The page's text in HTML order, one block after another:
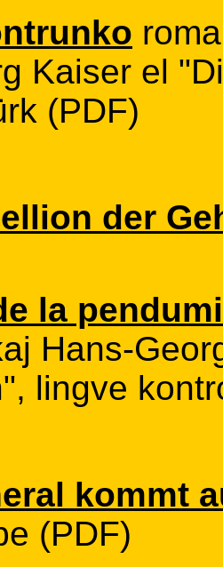
Kaiser el
(PDF)
der
la
Hans-
lingve
kommt
(PDF)